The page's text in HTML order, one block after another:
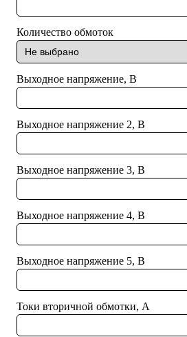
Количество обмоток
Выходное напряжение, В
Выходное напряжение 2, В
Выходное напряжение 3, В
Выходное напряжение 4, В
Выходное напряжение 5, В
Токи вторичной обмотки, А